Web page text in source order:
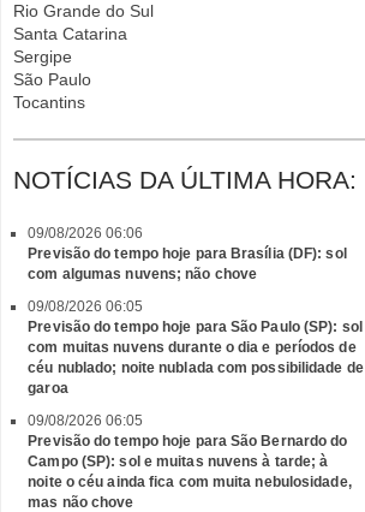
Rio Grande do Sul
Santa Catarina
Sergipe
São Paulo
Tocantins
NOTÍCIAS DA ÚLTIMA HORA:
09/08/2026 06:06
Previsão do tempo hoje para Brasília (DF): sol
com algumas nuvens; não chove
09/08/2026 06:05
Previsão do tempo hoje para São Paulo (SP): sol
com muitas nuvens durante o dia e períodos de
céu nublado; noite nublada com possibilidade de
garoa
09/08/2026 06:05
Previsão do tempo hoje para São Bernardo do
Campo (SP): sol e muitas nuvens à tarde; à
noite o céu ainda fica com muita nebulosidade,
mas não chove